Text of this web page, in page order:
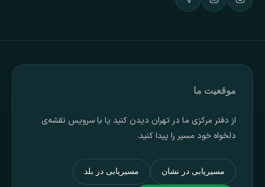
موقعیت ما
از دفتر مرکزی ما در تهران دیدن کنید یا با سرویس نقشه‌ی
دلخواه خود مسیر را پیدا کنید.
مسیریابی در نشان مسیریابی در بلد